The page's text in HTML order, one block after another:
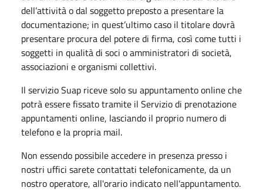
dell’attività o dal soggetto preposto a presentare la
documentazione; in quest’ultimo caso il titolare dovrà
presentare procura del potere di firma, così come tutti i
soggetti in qualità di soci o amministratori di società,
associazioni e organismi collettivi.
Il servizio Suap riceve solo su appuntamento online che
potrà essere fissato tramite il Servizio di prenotazione
appuntamenti online, lasciando il proprio numero di
telefono e la propria mail.
Non essendo possibile accedere in presenza presso i
nostri uffici sarete contattati telefonicamente, da un
nostro operatore, all'orario indicato nell'appuntamento.